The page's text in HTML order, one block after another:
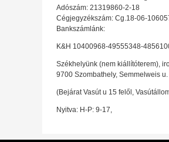
Adószám: 21319860-2-18
Cégjegyzékszám: Cg.18-06-
Bankszámlánk:
K&H 10400968-49555348-
Székhelyünk (nem kiállítóterem),
9700 Szombathely, Semmelweis u.
(Bejárat Vasút u 15 felől,
Nyitva: H-P: 9-17,